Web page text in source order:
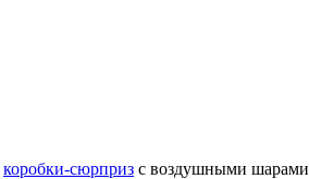
коробки-сюрприз с воздушными шарами